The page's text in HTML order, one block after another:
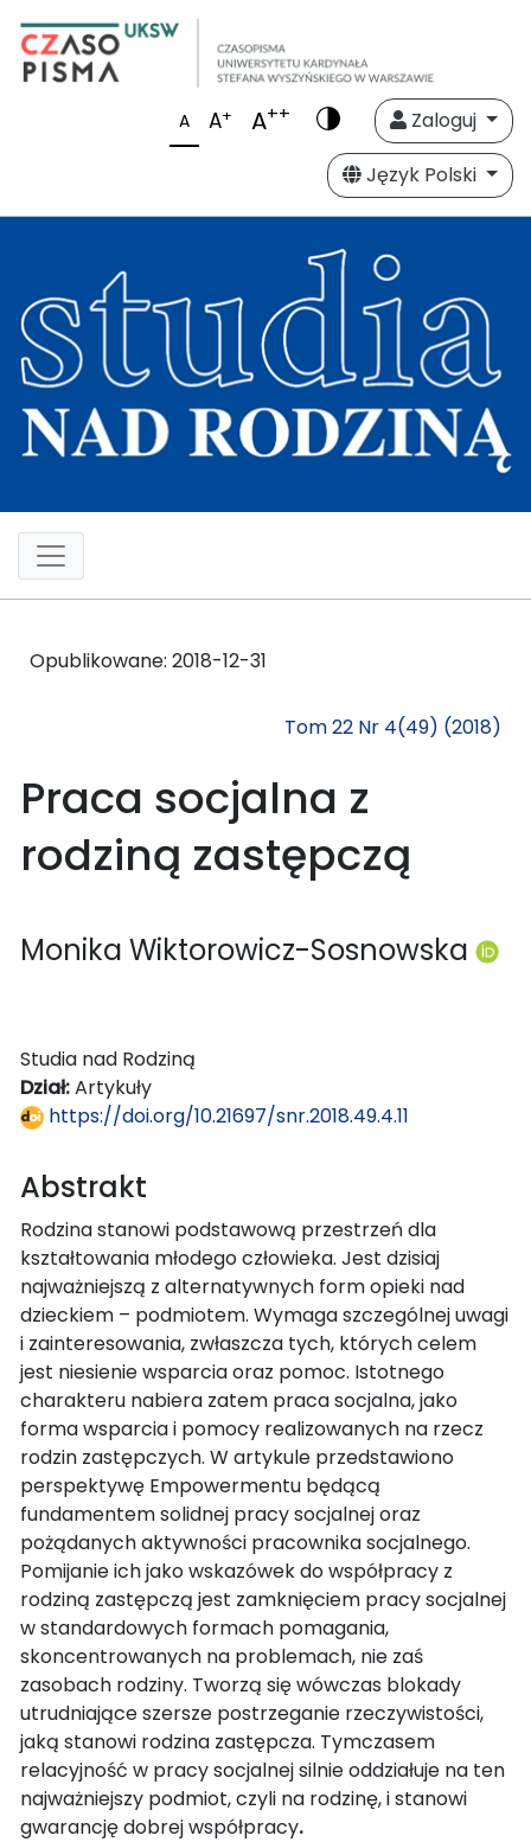
A A+ A++
Zaloguj
Język Polski
Opublikowane: 2018-12-31
Tom 22 Nr 4(49) (2018)
Praca socjalna z
rodziną zastępczą
Monika Wiktorowicz-Sosnowska
Studia nad Rodziną
Dział:Artykuły
https://doi.org/10.21697/snr.2018.49.4.11
Abstrakt
Rodzina stanowi podstawową przestrzeń dla
kształtowania młodego człowieka. Jest dzisiaj
najważniejszą z alternatywnych form opieki nad
dzieckiem – podmiotem. Wymaga szczególnej uwagi
i zainteresowania, zwłaszcza tych, których celem
jest niesienie wsparcia oraz pomoc. Istotnego
charakteru nabiera zatem praca socjalna, jako
forma wsparcia i pomocy realizowanych na rzecz
rodzin zastępczych. W artykule przedstawiono
perspektywę Empowermentu będącą
fundamentem solidnej pracy socjalnej oraz
pożądanych aktywności pracownika socjalnego.
Pomijanie ich jako wskazówek do współpracy z
rodziną zastępczą jest zamknięciem pracy socjalnej
w standardowych formach pomagania,
skoncentrowanych na problemach, nie zaś
zasobach rodziny. Tworzą się wówczas blokady
utrudniające szersze postrzeganie rzeczywistości,
jaką stanowi rodzina zastępcza. Tymczasem
relacyjność w pracy socjalnej silnie oddziałuje na ten
najważniejszy podmiot, czyli na rodzinę, i stanowi
gwarancję dobrej współpracy.